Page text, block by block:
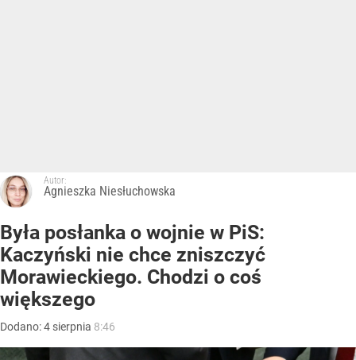
Autor:
Agnieszka Niesłuchowska
Była posłanka o wojnie w PiS:
Kaczyński nie chce zniszczyć
Morawieckiego. Chodzi o coś
większego
Dodano:4 sierpnia 8:46